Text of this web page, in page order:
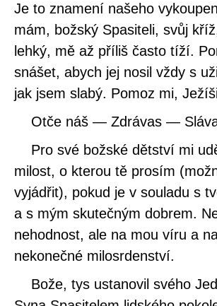
Je to znamení našeho
mám, božský Spasiteli, svůj
lehký, mě až příliš často tíží.
snášet, abych jej nosil vždy s
jak jsem slabý. Pomoz mi,
Otče náš — Zdrávas —
Pro své božské dětství mi
milost, o kterou tě prosím
vyjádřit), pokud je v souladu s
a s mým skutečným dobrem.
nehodnost, ale na mou víru a
nekonečné milosrdenství.
Bože, tys ustanovil svého